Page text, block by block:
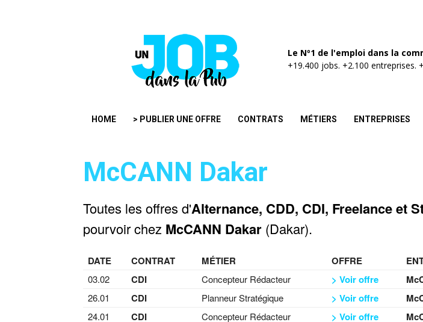
Le Nº1 de l'emploi dans la
+19.400 jobs. +2.100 entreprises.
HOME > PUBLIER UNE OFFRE CONTRATS MÉTIERS ENTREPRISES
McCANN Dakar
Toutes les offres d'Alternance, CDD, CDI, Freelance et
pourvoir chez McCANN Dakar (Dakar).
DATE CONTRAT MÉTIER OFFRE
03.02 CDI Concepteur Rédacteur > Voir offre
26.01 CDI Planneur Stratégique > Voir offre
24.01 CDI Concepteur Rédacteur > Voir offre